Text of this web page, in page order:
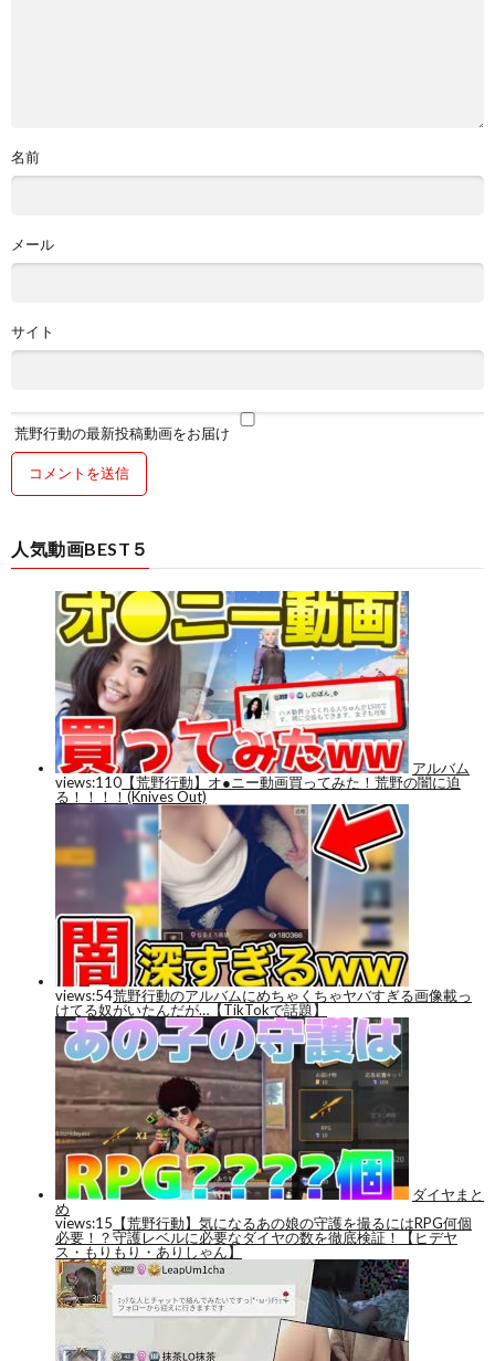
名前
メール
サイト
荒野行動の最新投稿動画をお届け
人気動画BEST５